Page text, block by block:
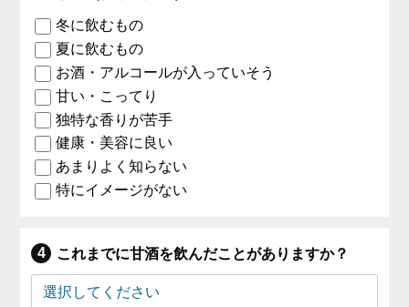
冬に飲むもの
夏に飲むもの
お酒・アルコールが入っていそう
甘い・こってり
独特な香りが苦手
健康・美容に良い
あまりよく知らない
特にイメージがない
これまでに甘酒を飲んだことがありますか？